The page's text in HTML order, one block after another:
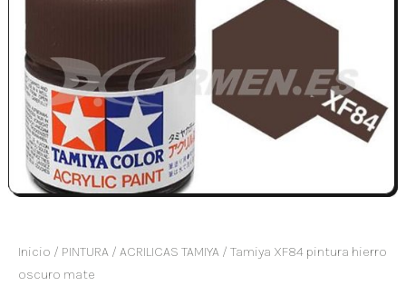
Inicio / PINTURA / ACRILICAS TAMIYA / Tamiya XF84 pintura hierro
oscuro mate